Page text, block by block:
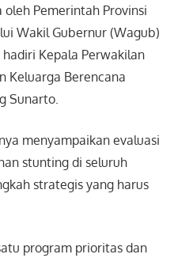
Pemerintah Provinsi
Wakil Gubernur (Wagub)
Kepala Perwakilan
Keluarga Berencana
Sunarto.
menyampaikan evaluasi
stunting di seluruh
strategis yang harus
program prioritas dan